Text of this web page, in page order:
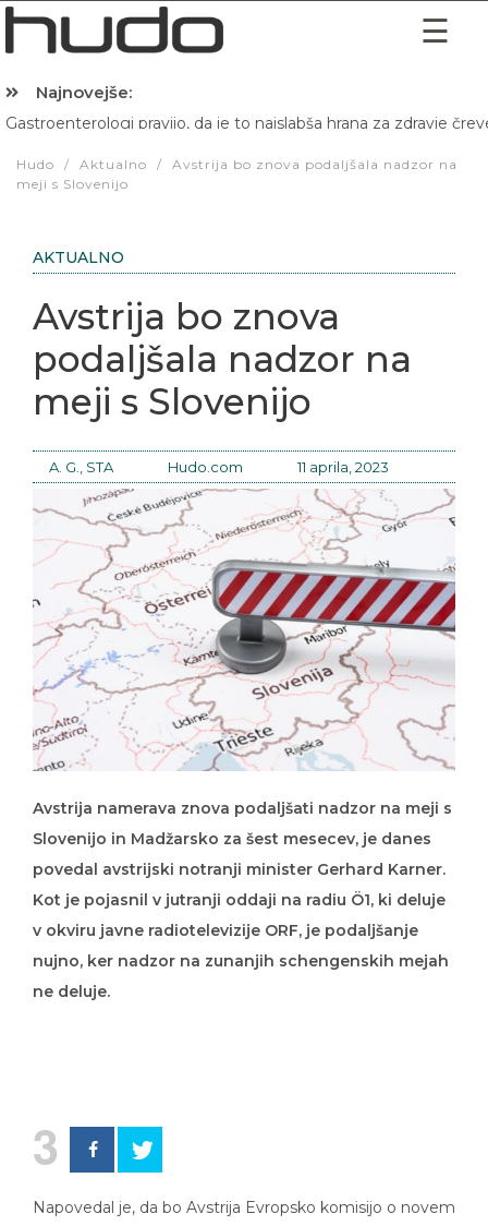
Najnovejše:
Hudo / Aktualno /
Avstrija bo znova podaljšala nadzor na
meji s Slovenijo
AKTUALNO
Avstrija bo znova
podaljšala nadzor na
meji s Slovenijo
A. G., STA Hudo.com 11 aprila, 2023
Avstrija namerava znova podaljšati nadzor na meji s
Slovenijo in Madžarsko za šest mesecev, je danes
povedal avstrijski notranji minister Gerhard Karner.
Kot je pojasnil v jutranji oddaji na radiu Ö1, ki deluje
v okviru javne radiotelevizije ORF, je podaljšanje
nujno, ker nadzor na zunanjih schengenskih mejah
ne deluje.
3
Napovedal je, da bo Avstrija Evropsko komisijo o novem